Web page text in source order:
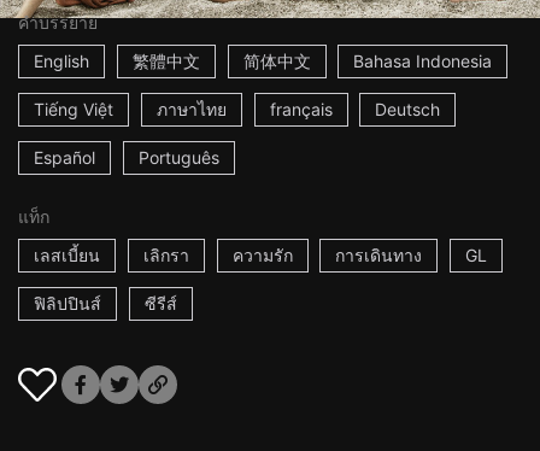
คำบรรยาย
English
繁體中文 简体中文 Bahasa Indonesia
Tiếng Việt ภาษาไทย français Deutsch
Español Português
แท็ก
เลสเบี้ยน
เลิกรา ความรัก การเดินทาง GL
ฟิลิปปินส์ ซีรีส์